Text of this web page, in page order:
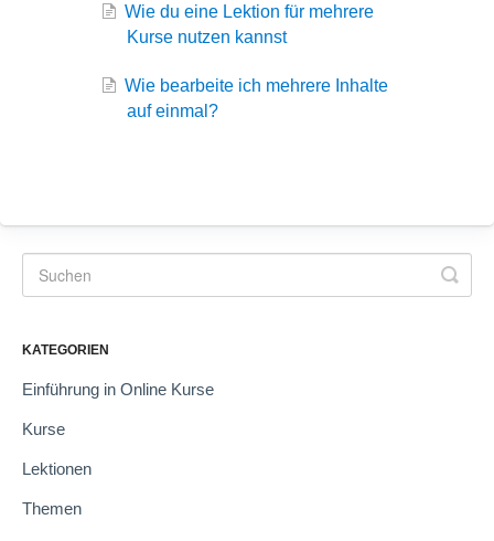
Wie du eine Lektion für mehrere
Kurse nutzen kannst
Wie bearbeite ich mehrere Inhalte
auf einmal?
KATEGORIEN
Einführung in Online Kurse
Kurse
Lektionen
Themen